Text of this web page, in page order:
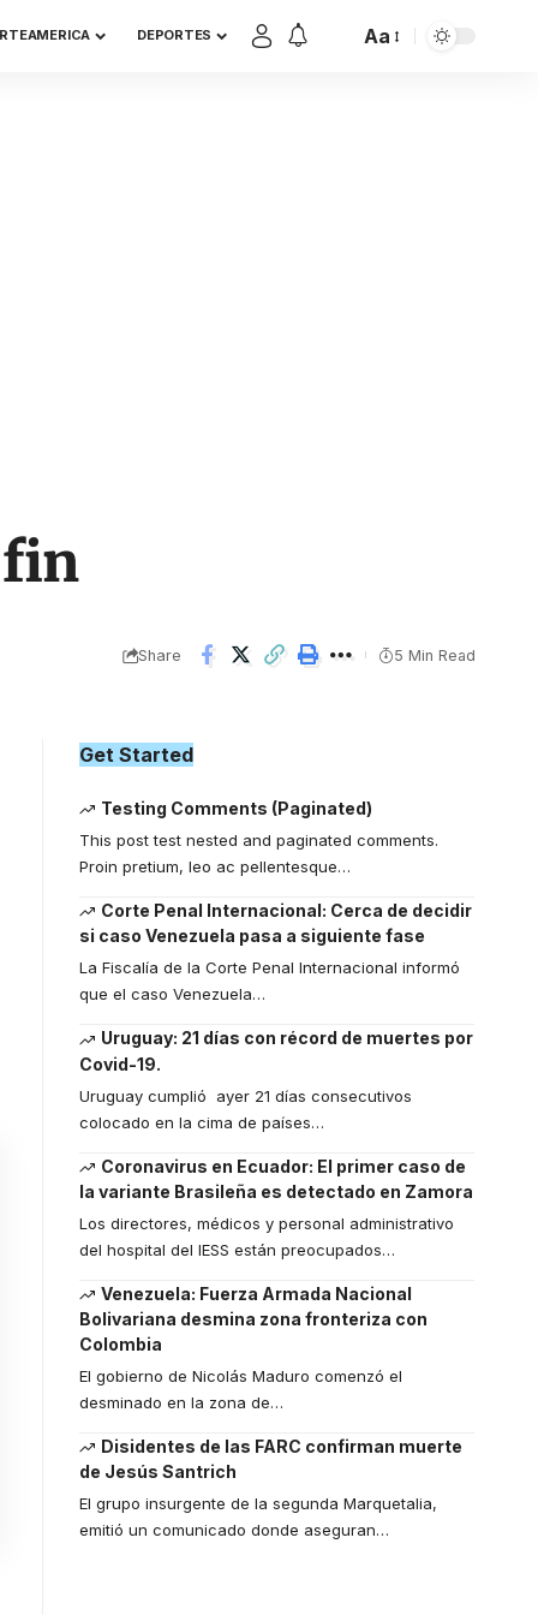
DEPORTES
Font
Aa
fin
Share 5 Min Read
Get Started
Testing Comments (Paginated)
This post test nested and paginated comments.
Proin pretium, leo ac pellentesque…
Corte Penal Internacional: Cerca de decidir
si caso Venezuela pasa a siguiente fase
La Fiscalía de la Corte Penal Internacional informó
que el caso Venezuela…
Uruguay: 21 días con récord de muertes por
Covid-19.
Uruguay cumplió ayer 21 días consecutivos
colocado en la cima de países…
Coronavirus en Ecuador: El primer caso de
la variante Brasileña es detectado en Zamora
Los directores, médicos y personal administrativo
del hospital del IESS están preocupados…
Venezuela: Fuerza Armada Nacional
Bolivariana desmina zona fronteriza con
Colombia
El gobierno de Nicolás Maduro comenzó el
desminado en la zona de…
Disidentes de las FARC confirman muerte
de Jesús Santrich
El grupo insurgente de la segunda Marquetalia,
emitió un comunicado donde aseguran…